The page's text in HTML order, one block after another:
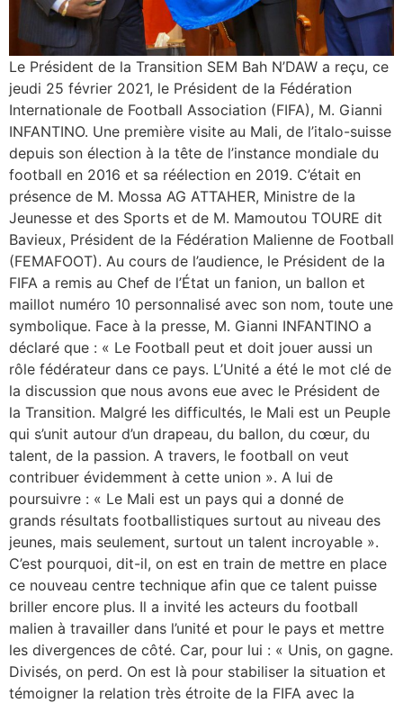
Le Président de la Transition SEM Bah N’DAW a reçu, ce
jeudi 25 février 2021, le Président de la Fédération
Internationale de Football Association (FIFA), M. Gianni
INFANTINO. Une première visite au Mali, de l’italo-suisse
depuis son élection à la tête de l’instance mondiale du
football en 2016 et sa réélection en 2019. C’était en
présence de M. Mossa AG ATTAHER, Ministre de la
Jeunesse et des Sports et de M. Mamoutou TOURE dit
Bavieux, Président de la Fédération Malienne de Football
(FEMAFOOT). Au cours de l’audience, le Président de la
FIFA a remis au Chef de l’État un fanion, un ballon et
maillot numéro 10 personnalisé avec son nom, toute une
symbolique. Face à la presse, M. Gianni INFANTINO a
déclaré que : « Le Football peut et doit jouer aussi un
rôle fédérateur dans ce pays. L’Unité a été le mot clé de
la discussion que nous avons eue avec le Président de
la Transition. Malgré les difficultés, le Mali est un Peuple
qui s’unit autour d’un drapeau, du ballon, du cœur, du
talent, de la passion. A travers, le football on veut
contribuer évidemment à cette union ». A lui de
poursuivre : « Le Mali est un pays qui a donné de
grands résultats footballistiques surtout au niveau des
jeunes, mais seulement, surtout un talent incroyable ».
C’est pourquoi, dit-il, on est en train de mettre en place
ce nouveau centre technique afin que ce talent puisse
briller encore plus. Il a invité les acteurs du football
malien à travailler dans l’unité et pour le pays et mettre
les divergences de côté. Car, pour lui : « Unis, on gagne.
Divisés, on perd. On est là pour stabiliser la situation et
témoigner la relation très étroite de la FIFA avec la